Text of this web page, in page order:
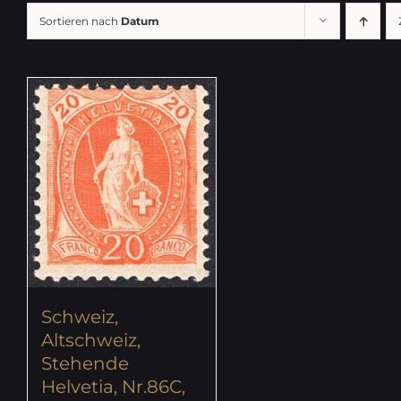
Sortieren nach Datum
Schweiz,
Altschweiz,
Stehende
Helvetia, Nr.86C,